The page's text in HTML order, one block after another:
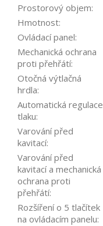
Prostorový objem:
Hmotnost:
Ovládací panel:
Mechanická ochrana
proti přehřátí:
Otočná výtlačná
hrdla:
Automatická regulace
tlaku:
Varování před
kavitací:
Varování před
kavitací a mechanická
ochrana proti
přehřátí:
Rozšíření o 5 tlačítek
na ovládacím panelu: